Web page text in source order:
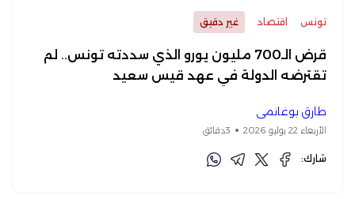
تونس اقتصاد غير دقيق
قرض الـ700 مليون يورو الذي سددته تونس.. لم
تقترضه الدولة في عهد قيس سعيد
طارق بوغانمي
الأربعاء 22 يوليو 2026 3دقائق
شارك: